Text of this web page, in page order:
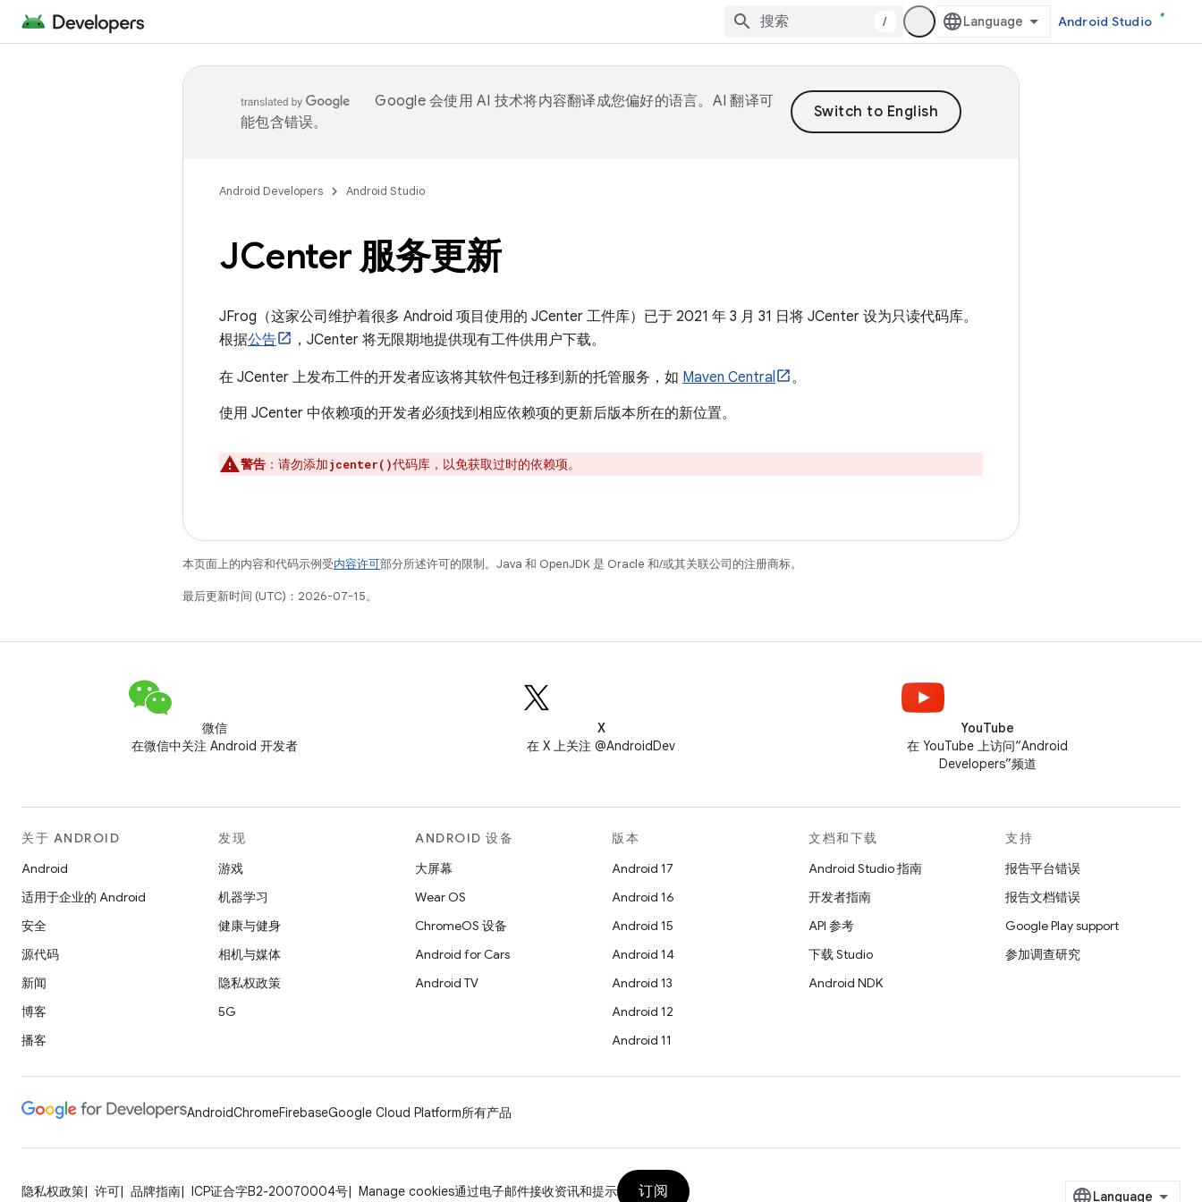
/ Android Studio
Google 会使用 AI 技术将内容翻译成您偏好的语言。AI 翻译可
能包含错误。
Android Developers Android Studio
JCenter 服务更新
JFrog（这家公司维护着很多 Android 项目使用的 JCenter 工件库）已于 2021 年 3 月 31 日将 JCenter 设为只读代码库。
根据公告 ，JCenter 将无限期地提供现有工件供用户下载。
在 JCenter 上发布工件的开发者应该将其软件包迁移到新的托管服务，如 Maven Central
。
使用 JCenter 中依赖项的开发者必须找到相应依赖项的更新后版本所在的新位置。
警告 ： 请勿添加jcenter()代码库，以免获取过时的依赖项。
本页面上的内容和代码示例受内容许可部分所述许可的限制。Java 和 OpenJDK 是 Oracle 和/或其关联公司的注册商标。
最后更新时间 (UTC)：2026-07-15。
微信
在微信中关注 Android 开发者
X
在 X 上关注 @AndroidDev
YouTube
在 YouTube 上访问“Android
Developers”频道
关于 ANDROID
Android
适用于企业的 Android
安全
源代码
新闻
博客
播客
发现
游戏
机器学习
健康与健身
相机与媒体
隐私权政策
5G
ANDROID 设备
大屏幕
Wear OS
ChromeOS 设备
Android for Cars
Android TV
版本
Android 17
Android 16
Android 15
Android 14
Android 13
Android 12
Android 11
文档和下载
Android Studio 指南
开发者指南
API 参考
下载 Studio
Android NDK
支持
报告平台错误
报告文档错误
Google Play support
参加调查研究
AndroidChromeFirebaseGoogle Cloud Platform所有产品
隐私权政策 许可 品牌指南 ICP证合字B2-20070004号 Manage cookies通过电子邮件接收资讯和提示 订阅